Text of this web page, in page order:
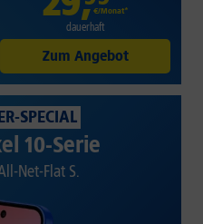
€/Monat*
dauerhaft
Zum Angebot
SPECIAL
10-Serie
Net-Flat S.